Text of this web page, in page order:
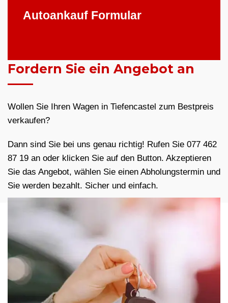
Autoankauf Formular
Fordern Sie ein Angebot an
Wollen Sie Ihren Wagen in Tiefencastel zum Bestpreis
verkaufen?
Dann sind Sie bei uns genau richtig! Rufen Sie 077 462
87 19 an oder klicken Sie auf den Button. Akzeptieren
Sie das Angebot, wählen Sie einen Abholungstermin und
Sie werden bezahlt. Sicher und einfach.